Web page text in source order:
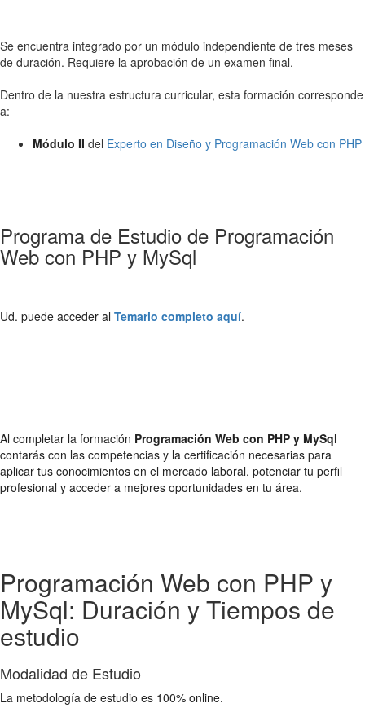
Se encuentra integrado por un módulo independiente de tres meses
de duración. Requiere la aprobación de un examen final.
Dentro de la nuestra estructura curricular, esta formación corresponde
a:
Módulo II del Experto en Diseño y Programación Web con PHP
Programa de Estudio de Programación
Web con PHP y MySql
Ud. puede acceder al Temario completo aquí.
Al completar la formación Programación Web con PHP y MySql
contarás con las competencias y la certificación necesarias para
aplicar tus conocimientos en el mercado laboral, potenciar tu perfil
profesional y acceder a mejores oportunidades en tu área.
Programación Web con PHP y
MySql: Duración y Tiempos de
estudio
Modalidad de Estudio
La metodología de estudio es 100% online.